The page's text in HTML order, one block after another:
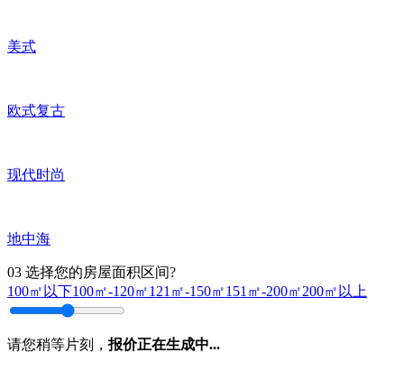
美式
欧式复古
现代时尚
地中海
03 选择您的房屋面积区间?
100㎡以下100㎡-120㎡121㎡-150㎡151㎡-200㎡200㎡以上
请您稍等片刻， 报价正在生成中...